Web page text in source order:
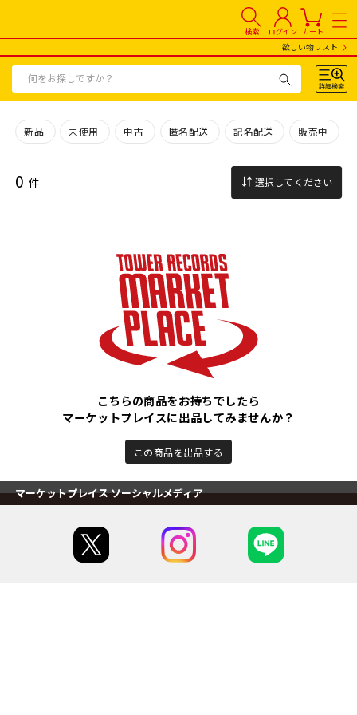
検索 ログイン カート
欲しい物リスト
新品 未使用 中古 匿名配送 記名配送 販売中
0 件 選択してください
こちらの商品をお持ちでしたら
マーケットプレイスに出品してみませんか？
この商品を出品する
マーケットプレイス ソーシャルメディア